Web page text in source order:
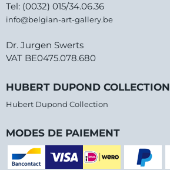
Tel: (0032) 015/34.06.36
info@belgian-art-gallery.be
Dr. Jurgen Swerts
VAT BE0475.078.680
HUBERT DUPOND COLLECTION
Hubert Dupond Collection
MODES DE PAIEMENT